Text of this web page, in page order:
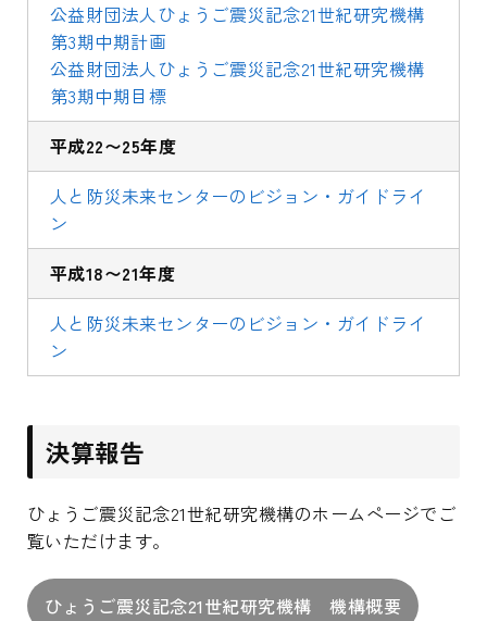
公益財団法人ひょうご震災記念21世紀研究機構
第3期中期計画
公益財団法人ひょうご震災記念21世紀研究機構
第3期中期目標
平成22〜25年度
人と防災未来センターのビジョン・ガイドライ
ン
平成18〜21年度
人と防災未来センターのビジョン・ガイドライ
ン
決算報告
ひょうご震災記念21世紀研究機構のホームページでご
覧いただけます。
ひょうご震災記念21世紀研究機構 機構概要